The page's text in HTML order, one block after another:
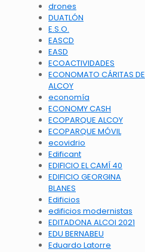
drones
DUATLÓN
E.S.O.
EASCD
EASD
ECOACTIVIDADES
ECONOMATO CÁRITAS DE
ALCOY
economía
ECONOMY CASH
ECOPARQUE ALCOY
ECOPARQUE MÓVIL
ecovidrio
Edificant
EDIFICIO EL CAMÍ 40
EDIFICIO GEORGINA
BLANES
Edificios
edificios modernistas
EDITADONA ALCOI 2021
EDU BERNABEU
Eduardo Latorre